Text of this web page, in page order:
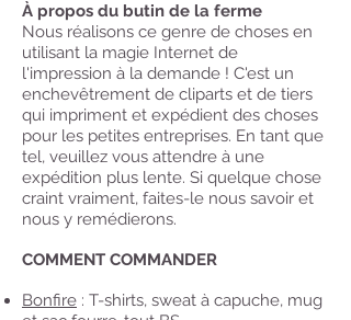
À propos du butin de la ferme
Nous réalisons ce genre de choses en
utilisant la magie Internet de
l'impression à la demande ! C'est un
enchevêtrement de cliparts et de tiers
qui impriment et expédient des choses
pour les petites entreprises. En tant que
tel, veuillez vous attendre à une
expédition plus lente. Si quelque chose
craint vraiment, faites-le nous savoir et
nous y remédierons.
COMMENT COMMANDER
Bonfire : T-shirts, sweat à capuche, mug